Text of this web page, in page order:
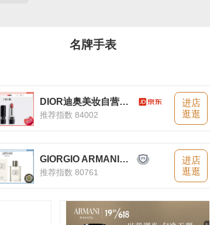
名牌手表
DIOR迪奥美妆自营官方旗舰店
推荐指数 84002
进店
逛逛
GIORGIO ARMANI阿玛尼美妆官方旗舰店
推荐指数 80761
进店
逛逛